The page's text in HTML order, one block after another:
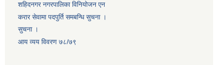
शहिदनगर नगरपालिका विनियोजन एन
करार सेवामा पदपुर्ति समबन्धि सुचना ।
सुचना ।
आय व्यय विवरण ७८/७९